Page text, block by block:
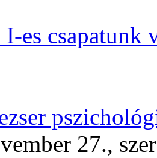
es csapatunk
27.,